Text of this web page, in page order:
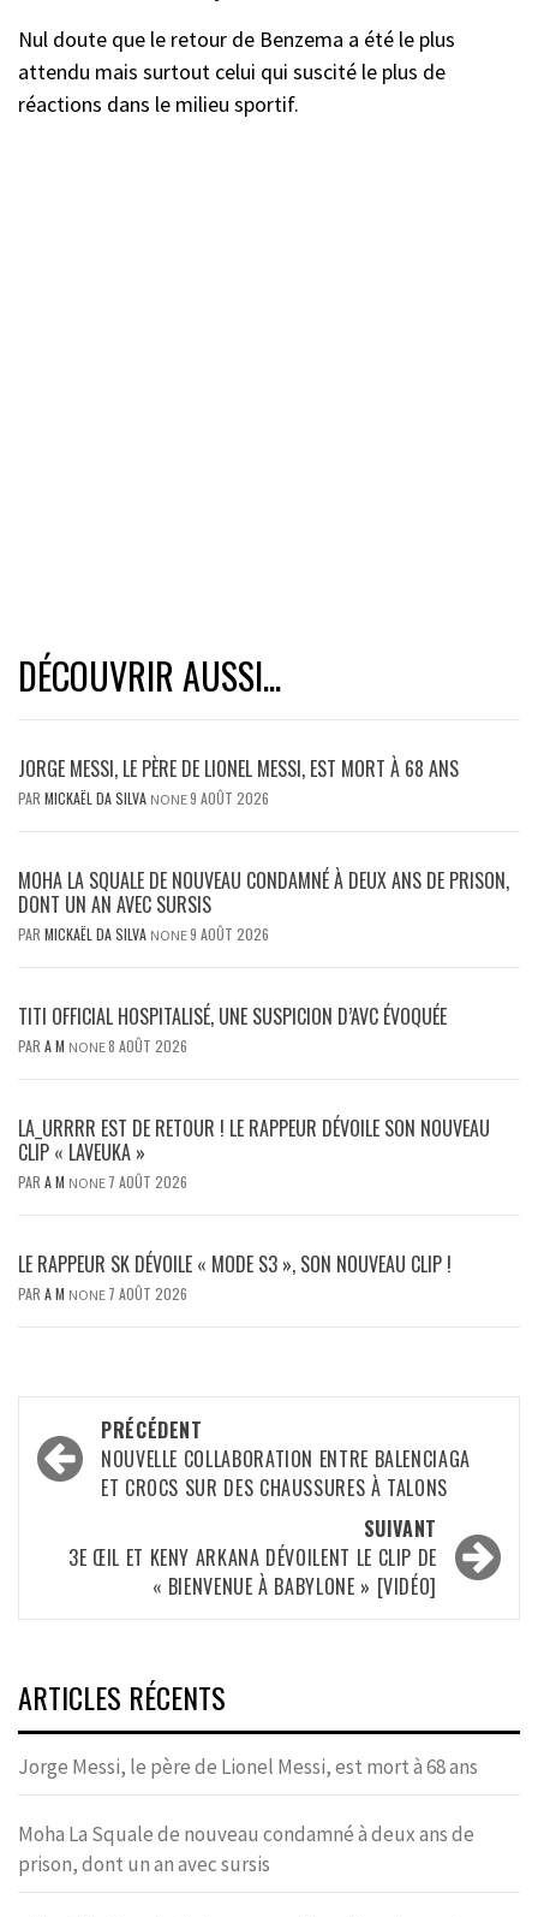
Nul doute que le retour de Benzema a été le plus
attendu mais surtout celui qui suscité le plus de
réactions dans le milieu sportif.
DÉCOUVRIR AUSSI...
JORGE MESSI, LE PÈRE DE LIONEL MESSI, EST MORT À 68 ANS
PAR MICKAËL DA SILVA NONE9 AOÛT 2026
MOHA LA SQUALE DE NOUVEAU CONDAMNÉ À DEUX ANS DE PRISON,
DONT UN AN AVEC SURSIS
PAR MICKAËL DA SILVA NONE9 AOÛT 2026
TITI OFFICIAL HOSPITALISÉ, UNE SUSPICION D’AVC ÉVOQUÉE
PAR A M NONE8 AOÛT 2026
LA_URRRR EST DE RETOUR ! LE RAPPEUR DÉVOILE SON NOUVEAU
CLIP « LAVEUKA »
PAR A M NONE 7 AOÛT 2026
LE RAPPEUR SK DÉVOILE « MODE S3 », SON NOUVEAU CLIP !
PAR A M NONE 7 AOÛT 2026
Navigation
d’article
PRÉCÉDENT
NOUVELLE COLLABORATION ENTRE BALENCIAGA
ET CROCS SUR DES CHAUSSURES À TALONS
SUIVANT
3E ŒIL ET KENY ARKANA DÉVOILENT LE CLIP DE
« BIENVENUE À BABYLONE » [VIDÉO]
ARTICLES RÉCENTS
Jorge Messi, le père de Lionel Messi, est mort à 68 ans
Moha La Squale de nouveau condamné à deux ans de
prison, dont un an avec sursis